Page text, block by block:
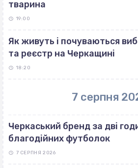
тварина
19:00
Як живуть і почуваються
та реєстр на Черкащині
18:20
7 серпня
Черкаський бренд за дві
благодійних футболок
7 СЕРПНЯ 2026